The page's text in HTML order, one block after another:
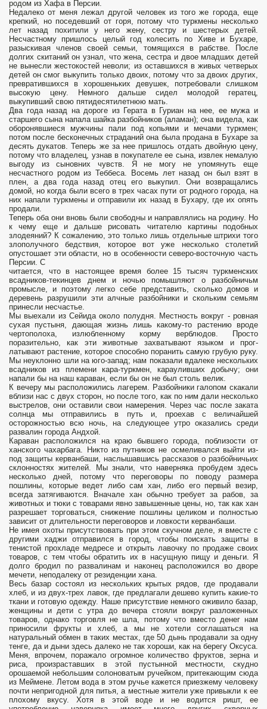
родом из Хафа в Персии.
Недалеко от меня лежал другой человек из того же города, еще
крепкий, но поседевший от горя, потому что туркмены несколько
лет назад похитили у него жену, сестру и шестерых детей.
Несчастному пришлось целый год колесить по Хиве и Бухаре,
разыскивая членов своей семьи, томящихся в рабстве. После
долгих скитаний он узнал, что жена, сестра и двое младших детей
не вынесли жестокостей неволи; из оставшихся в живых четверых
детей он смог выкупить только двоих, потому что за двоих других,
превратившихся в хорошень­ких девушек, потребовали слишком
высокую цену. Немного дальше сидел молодой гератец,
выкупивший свою пятидесяти­летнюю мать.
Два года назад на дороге из Герата в Гуриан на нее, ее мужа и
старшего сына напала шайка разбойников (аламан); она видела, как
оборонявшиеся мужчины пали под копьями и мечами туркмен;
потом после бесконечных страданий она была продана в Бухаре за
десять дукатов. Теперь же за нее пришлось отдать двойную цену,
потому что владелец, узнав в покупателе ее сына, извлек немалую
выгоду из сыновних чувств. Я не могу не упомянуть еще
несчастного родом из Теббеса. Восемь лет назад он был взят в
плен, а два года назад отец его выкупил. Они возвращались
домой, но когда были всего в трех часах пути от родного города, на
них напали туркмены и отправили их назад в Бухару, где их опять
продали.
Теперь оба они вновь были свободны и направлялись на родину. Но
к чему еще и дальше рисовать читателю картины подобных
злодеяний? К сожалению, это только лишь отдельные штрихи того
злополучного бедствия, которое вот уже несколько столетий
опустошает эти области, но в особенности северо-восточную часть
Персии. С
читается, что в настоящее время более 15 тысяч туркменских
всадников-текинцев днем и ночью помышляют о разбойничьм
промысле, и поэтому легко себе представить, сколько домов и
деревень разрушили эти алчные разбойники и скольким семьям
принесли несчастье.
Мы выехали из Сейида около полудня. Местность вокруг - ровная
сухая пустыня, дающая жизнь лишь какому-то растению вроде
чертополоха, излюбленному корму верблюдов. Просто
поразительно, как эти животные захватывают языком и прог­
латывают растение, которое способно поранить самую грубую руку.
Мы неуклонно шли на юго-запад; нам показали вдалеке нескольких
всадников из племени кара-туркмен, карауливших добычу; они
напали бы на наш караван, если бы он не был столь велик.
К вечеру мы расположились лагерем. Разбойники галопом скакали
вблизи нас с двух сторон, но после того, как по ним дали несколько
выстрелов, они оставили свои намерения. Через час после заката
солнца мы отправились в путь и, проехав с вели­чайшей
осторожностью всю ночь, на следующее утро оказались среди
развалин города Андхой.
Караван расположился на краю бывшего города, поблизости от
ханского чахарбага. Никто из путников не осмеливался выйти из-
под защиты керванбаши, наслышавшись рассказов о разбойничьих
склонностях жителей. Мы знали, что наверняка пробудем здесь
несколько дней, потому что переговоры по поводу размера
пошлины, которые ведет либо сам хан, либо его первый везир,
всегда затягиваются. Вначале хан обычно требует за рабов, за
животных и тюки с товарами явно завышенные цены, но, так как хан
разрешает торговаться, снижение пошлины целиком и полностью
зависит от длительности переговоров и ловкости керванбаши.
Не имея охоты присутствовать при этом скучном деле, я вместе с
другими хаджи отправился в город, чтобы поискать защиты в
тенистой прохладе медресе и открыть лавочку по продаже своих
товаров, с тем чтобы обратить их в насущную пищу и деньги. Я
долго бродил по развалинам и наконец расположился во дворе
мечети, неподалеку от резиденции хана.
Весь базар состоял из нескольких крытых рядов, где прода­вали
хлеб, и из двух-трех лавок, где предлагали дешево купить какие-то
ткани и готовую одежду. Наше присутствие немного оживило базар,
женщины и дети с утра до вечера стояли вокруг разложенных
товаров, однако торговля не шла, потому что вместо денег нам
приносили фрукты и хлеб, а мы не хотели соглашаться на
натуральный обмен в таких местах, где 50 дынь продавали за одну
тенге, да и дыни здесь далеко не так хороши, как на берегу Оксуса.
Меня, впрочем, поражало огромное коли­чество фруктов, зерна и
риса, произраставших в этой пустынной местности, скудно
орошаемой небольшим солоноватым ручей­ком, притекающим сюда
из Меймене. Летом вода в этом ручье кажется приезжему человеку
почти непригодной для питья, а местные жители уже привыкли к ее
плохому вкусу. Хотя в этой воде и не водится ришт, ее